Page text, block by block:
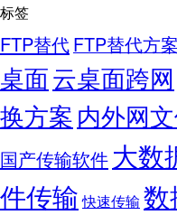
标签
FTP替代FTP替代方案
桌面云桌面跨网
换方案内外网
国产传输软件 大数
件传输 快速传输 数